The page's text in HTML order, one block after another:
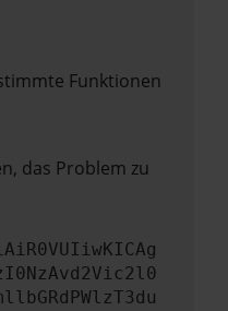
Funktionen
das Problem zu